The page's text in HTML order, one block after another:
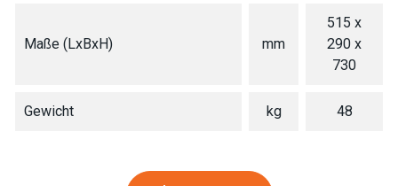
Maße (LxBxH) mm
515 x
290 x
730
Gewicht kg 48